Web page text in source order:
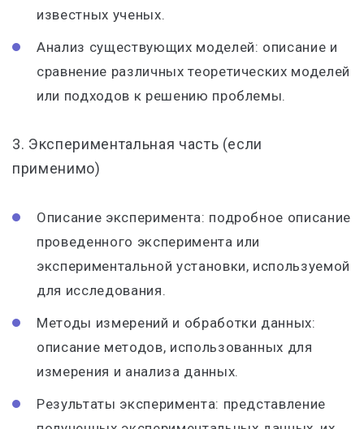
известных ученых.
Анализ существующих моделей: описание и
сравнение различных теоретических моделей
или подходов к решению проблемы.
3. Экспериментальная часть (если
применимо)
Описание эксперимента: подробное описание
проведенного эксперимента или
экспериментальной установки, используемой
для исследования.
Методы измерений и обработки данных:
описание методов, использованных для
измерения и анализа данных.
Результаты эксперимента: представление